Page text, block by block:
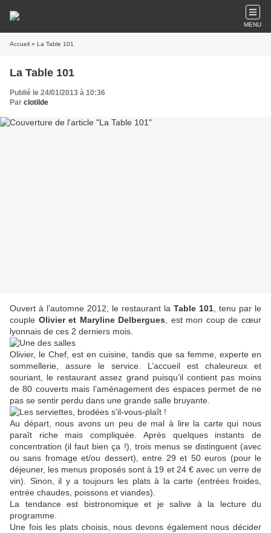
MENU
Accueil » La Table 101
La Table 101
Publié le 24/01/2013 à 10:36
Par clotilde
Ouvert à l’automne 2012, le restaurant la Table 101 , tenu par le
couple Olivier et Maryline Delbergues , est mon coup de cœur
lyonnais de ces 2 derniers mois.
Olivier, le Chef, est en cuisine, tandis que sa femme, experte en
sommellerie, assure le service. L’accueil est chaleureux et
souriant, le restaurant assez grand puisqu’il contient pas moins
de 80 couverts mais l’aménagement des espaces permet de ne
pas se sentir perdu dans une grande salle bruyante.
Au départ, nous avons un peu de mal à lire la carte qui nous
paraît riche mais compliquée. Après quelques instants de
concentration (il faut bien ça !), trois menus se distinguent (avec
ou sans fromage et/ou dessert), entre 29 et 50 euros (pour le
déjeuner, les menus proposés sont à 19 et 24 € avec un verre de
vin). Sinon, il y a toujours les plats à la carte (entrées froides,
entrée chaudes, poissons et viandes).
La tendance est bistronomique et je salive à la lecture du
programme.
Une fois les plats choisis, nous devons également nous décider